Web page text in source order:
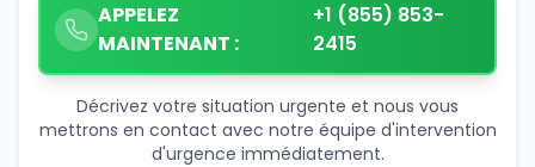
APPELEZ
MAINTENANT :
+1 (855) 853-
2415
Décrivez votre situation urgente et nous vous
mettrons en contact avec notre équipe d'intervention
d'urgence immédiatement.